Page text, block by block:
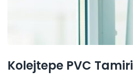
Kolejtepe PVC Tamiri